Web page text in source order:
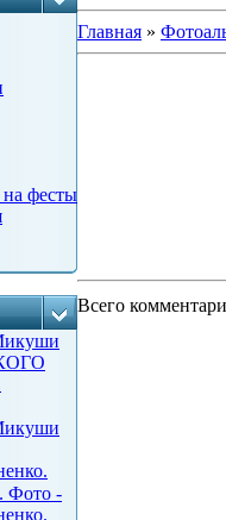
фесты
Фото -
Главная »
Всего